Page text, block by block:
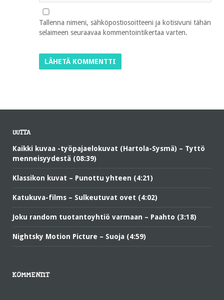
Tallenna nimeni, sähköpostiosoitteeni ja kotisivuni tähän
selaimeen seuraavaa kommentointikertaa varten.
UUTTA
Kaikki kuvaa -työpajaelokuvat (Hartola-Sysmä) – Tyttö
menneisyydestä (08:39)
Klassikon kuvat – Punottu yhteen (4:21)
Katukuva-films – Sulkeutuvat ovet (4:02)
Joku random tuotantoyhtiö varmaan – Paahto (3:18)
Nightsky Motion Picture – Suoja (4:59)
KOMMENTIT